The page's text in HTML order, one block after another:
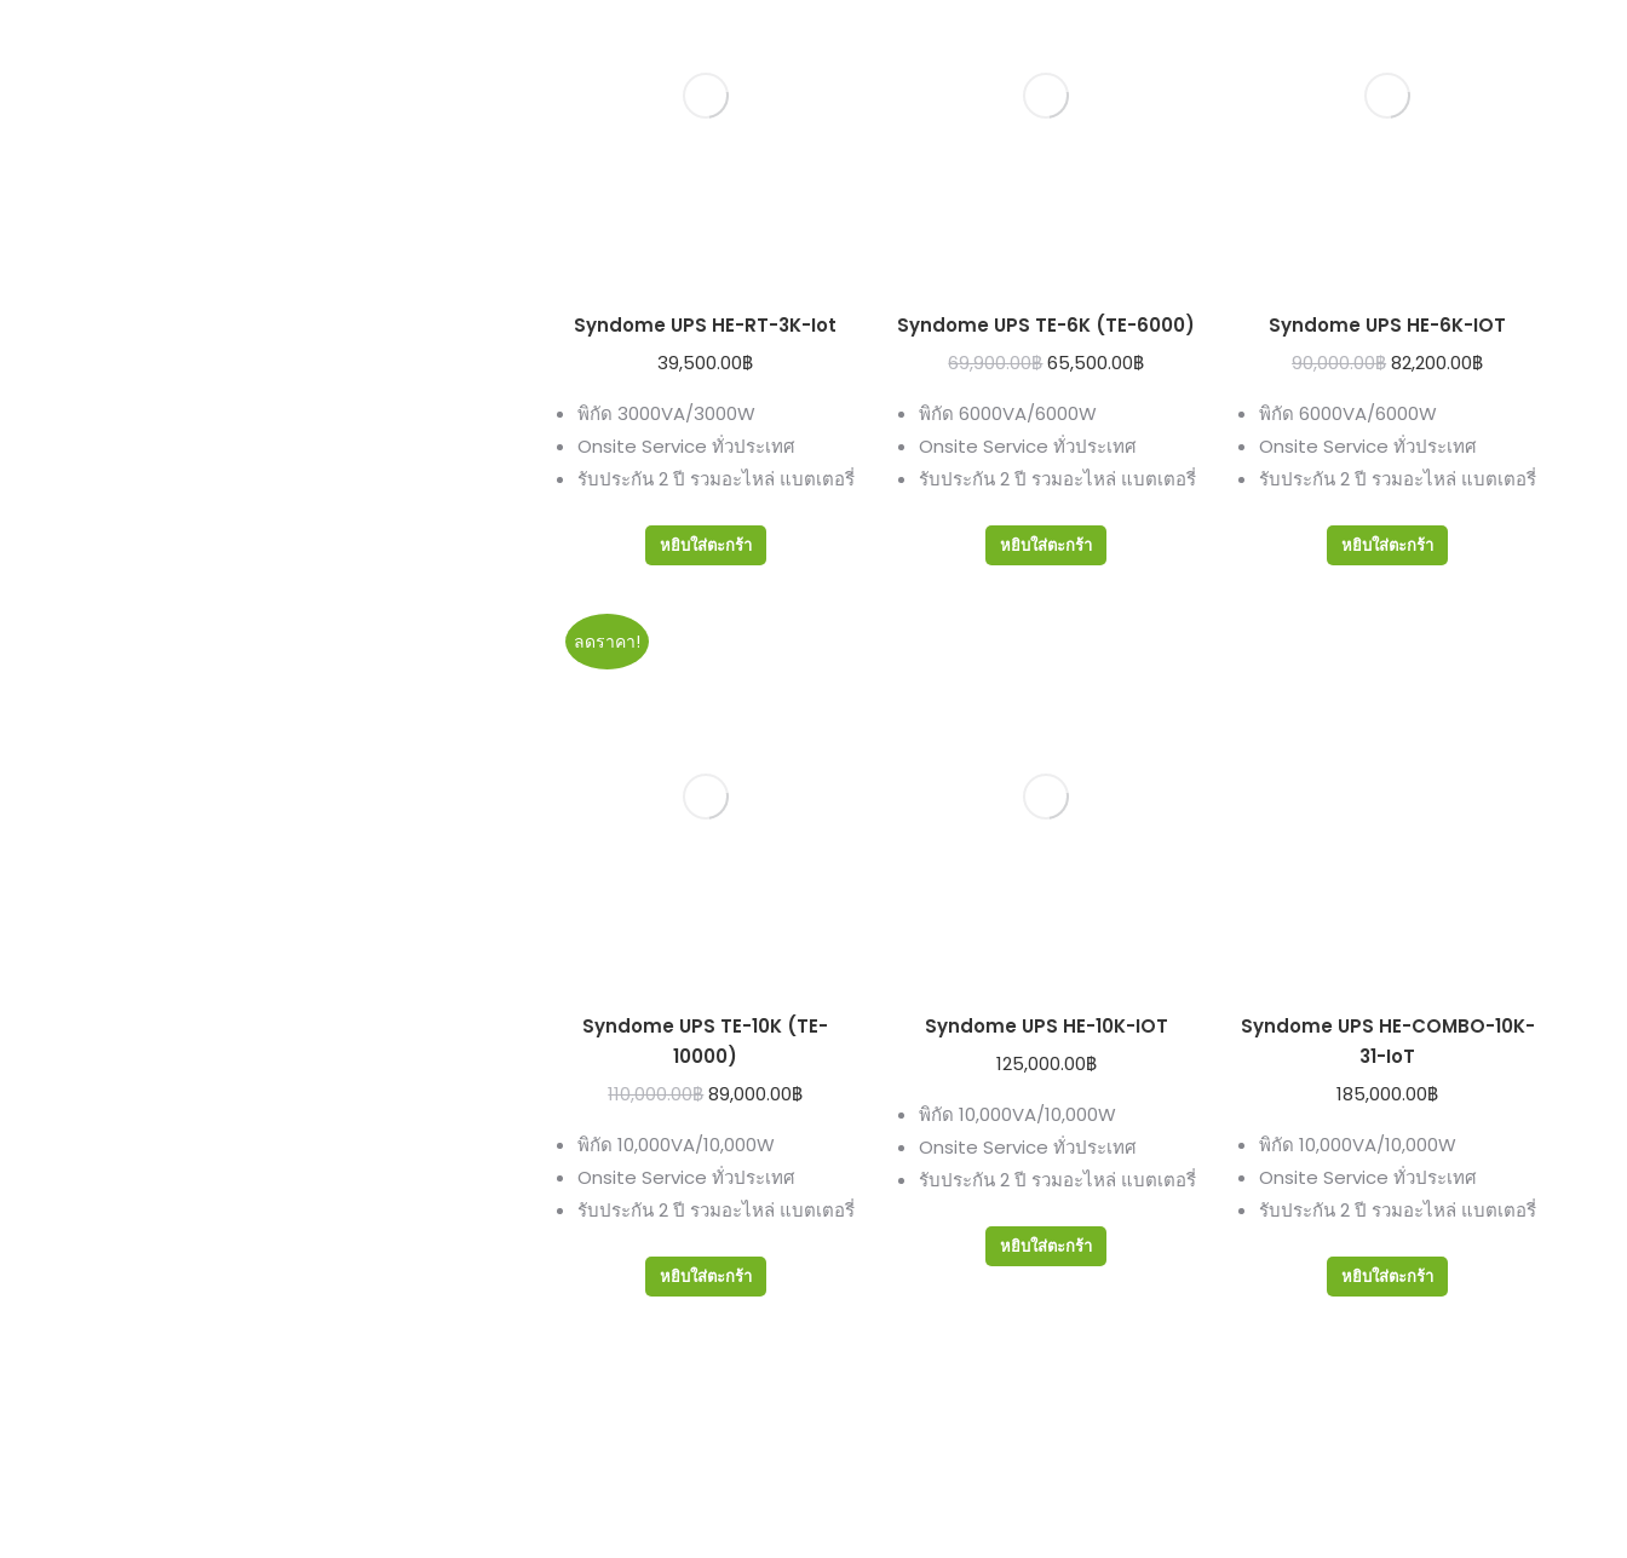
Syndome UPS HE-RT-3K-Iot
39,500.00฿
พิกัด 3000VA/3000W
Onsite Service ทั่วประเทศ
รับประกัน 2 ปี รวมอะไหล่ แบตเตอรี่
หยิบใส่ตะกร้า
Syndome UPS TE-6K (TE-6000)
69,900.00฿Original
was:
69,900.00฿.
65,500.00฿Current
65,500.00฿.
พิกัด 6000VA/6000W
Onsite Service ทั่วประเทศ
รับประกัน 2 ปี รวมอะไหล่ แบตเตอรี่
หยิบใส่ตะกร้า
Syndome UPS HE-6K-IOT
90,000.00฿Original
was:
90,000.00฿.
82,200.00฿Current
พิกัด 6000VA/6000W
Onsite Service ทั่วประเทศ
รับประกัน 2 ปี รวมอะไหล่ แบตเตอรี่
หยิบใส่ตะกร้า
ลดราคา!
Syndome UPS TE-10K (TE-
10000)
110,000.00฿Original
was:
110,000.00฿.
89,000.00฿Current
89,000.00฿.
พิกัด 10,000VA/10,000W
Onsite Service ทั่วประเทศ
รับประกัน 2 ปี รวมอะไหล่ แบตเตอรี่
หยิบใส่ตะกร้า
Syndome UPS HE-10K-IOT
125,000.00฿
พิกัด 10,000VA/10,000W
Onsite Service ทั่วประเทศ
รับประกัน 2 ปี รวมอะไหล่ แบตเตอรี่
หยิบใส่ตะกร้า
Syndome UPS HE-COMBO-10K-
31-IoT
185,000.00฿
พิกัด 10,000VA/10,000W
Onsite Service ทั่วประเทศ
รับประกัน 2 ปี รวมอะไหล่ แบตเตอรี่
หยิบใส่ตะกร้า